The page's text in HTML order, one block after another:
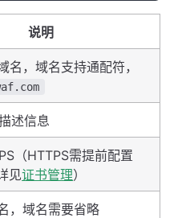
说明
名，域名支持通配符，
述信息
（HTTPS需提前配置
见证书管理）
，域名需要省略